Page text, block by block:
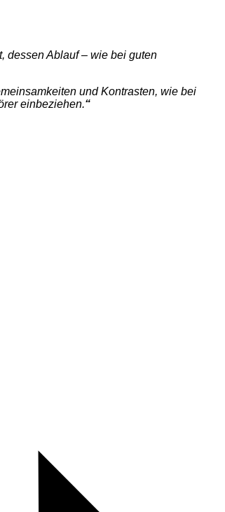
dessen Ablauf – wie bei guten
und Kontrasten, wie bei
einbeziehen.“